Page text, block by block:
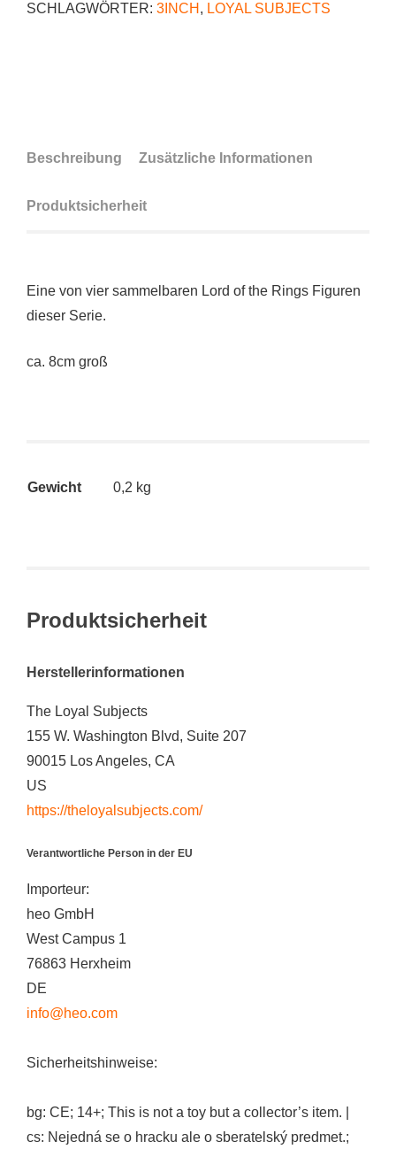
SCHLAGWÖRTER: 3INCH , LOYAL SUBJECTS
Beschreibung Zusätzliche Informationen
Produktsicherheit
Eine von vier sammelbaren Lord of the Rings Figuren
dieser Serie.
ca. 8cm groß
Gewicht 0,2 kg
Produktsicherheit
Herstellerinformationen
The Loyal Subjects
155 W. Washington Blvd, Suite 207
90015 Los Angeles, CA
US
https://theloyalsubjects.com/
Verantwortliche Person in der EU
Importeur:
heo GmbH
West Campus 1
76863 Herxheim
DE
info@heo.com
Sicherheitshinweise:
bg: CE; 14+; This is not a toy but a collector’s item. |
cs: Nejedná se o hracku ale o sberatelský predmet.;